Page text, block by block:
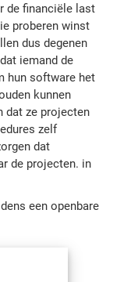
de financiële last
proberen winst
dus degenen
iemand de
hun software het
kunnen
dat ze projecten
zelf
dat
de projecten. in
een openbare